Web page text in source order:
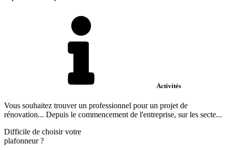
Activités
Vous souhaitez trouver un professionnel pour un projet de
rénovation... Depuis le commencement de l'entreprise, sur les secte...
Difficile de choisir votre
plafonneur?